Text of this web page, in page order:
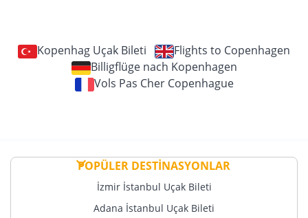
Kopenhag Uçak Bileti
Flights to Copenhagen
Billigflüge nach Kopenhagen
Vols Pas Cher Copenhague
POPÜLER DESTİNASYONLAR
İzmir İstanbul Uçak Bileti
Adana İstanbul Uçak Bileti